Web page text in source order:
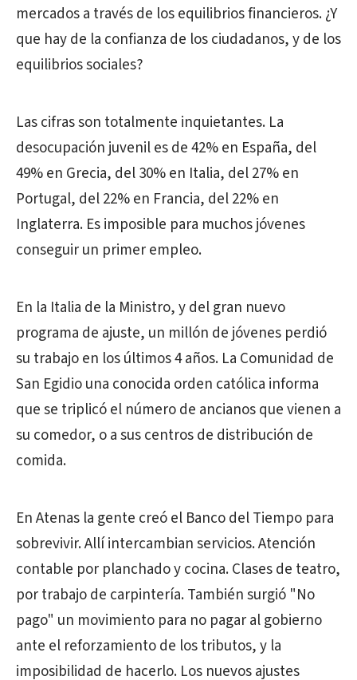
mercados a través de los equilibrios financieros. ¿Y
que hay de la confianza de los ciudadanos, y de los
equilibrios sociales?
Las cifras son totalmente inquietantes. La
desocupación juvenil es de 42% en España, del
49% en Grecia, del 30% en Italia, del 27% en
Portugal, del 22% en Francia, del 22% en
Inglaterra. Es imposible para muchos jóvenes
conseguir un primer empleo.
En la Italia de la Ministro, y del gran nuevo
programa de ajuste, un millón de jóvenes perdió
su trabajo en los últimos 4 años. La Comunidad de
San Egidio una conocida orden católica informa
que se triplicó el número de ancianos que vienen a
su comedor, o a sus centros de distribución de
comida.
En Atenas la gente creó el Banco del Tiempo para
sobrevivir. Allí intercambian servicios. Atención
contable por planchado y cocina. Clases de teatro,
por trabajo de carpintería. También surgió "No
pago" un movimiento para no pagar al gobierno
ante el reforzamiento de los tributos, y la
imposibilidad de hacerlo. Los nuevos ajustes